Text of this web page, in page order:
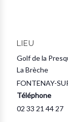
LIEU
Golf de la
La Brèche
FONTENAY-
Téléphone
02 33 21 44 27